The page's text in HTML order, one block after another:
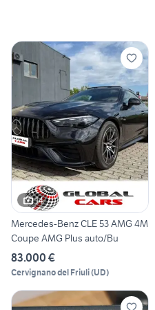
14
Mercedes-Benz CLE 53 AMG 4M
Coupe AMG Plus auto/Bu
83.000 €
Cervignano del Friuli(UD)